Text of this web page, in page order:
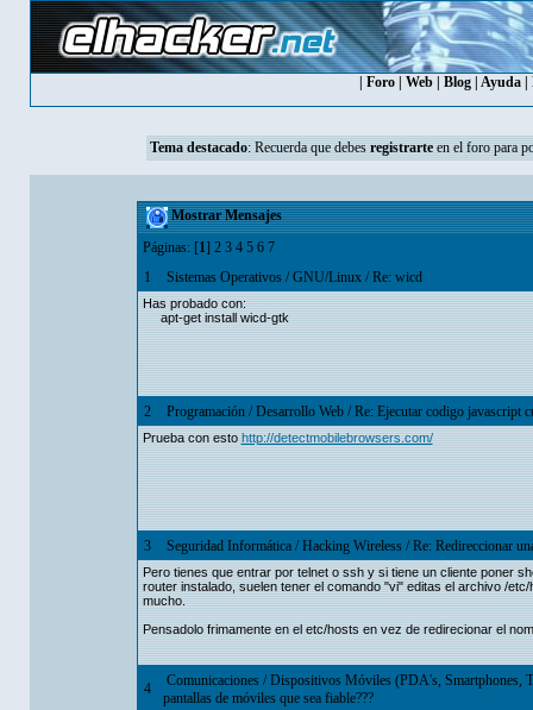
Foro| Web| Blog| Ayuda|
Tema destacado: Recuerda que debes registrarteen el foro para
Mostrar Mensajes
Páginas: [1] 2 3 4 5 6 7
1
Sistemas Operativos/GNU/Linux/Re: wicd
Has probado con:
apt-get install wicd-gtk
2 Programación/Desarrollo Web/Re: Ejecutar codigo javascript
Prueba con esto http://detectmobilebrowsers.com/
3 Seguridad Informática/Hacking Wireless/Re: Redireccionar
Pero tienes que entrar por telnet o ssh y si tiene un cliente poner
router instalado, suelen tener el comando "vi" editas el archivo /
mucho.
Pensadolo frimamente en el etc/hosts en vez de redirecionar el
4 Comunicaciones/Dispositivos Móviles (PDA's, Smartphones,
pantallas de móviles que sea fiable???